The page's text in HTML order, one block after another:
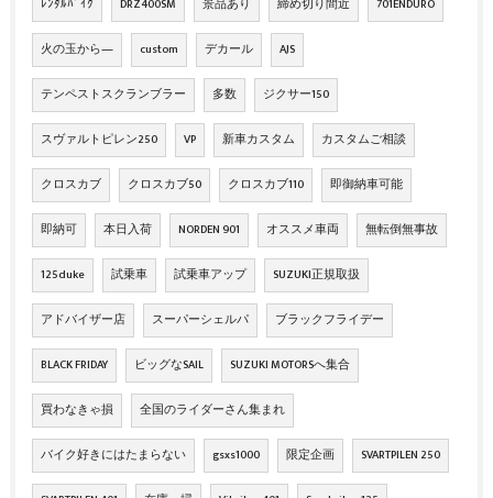
ﾚﾝﾀﾙﾊﾞｲｸ DRZ400SM 景品あり 締め切り間近 701ENDURO
火の玉から― custom デカール AJS
テンペストスクランブラー 多数 ジクサー150
スヴァルトピレン250 VP 新車カスタム カスタムご相談
クロスカブ クロスカブ50 クロスカブ110 即御納車可能
即納可 本日入荷 NORDEN 901 オススメ車両 無転倒無事故
125duke 試乗車 試乗車アップ SUZUKI正規取扱
アドバイザー店 スーパーシェルパ ブラックフライデー
BLACK FRIDAY ビッグなSAIL SUZUKI MOTORSへ集合
買わなきゃ損 全国のライダーさん集まれ
バイク好きにはたまらない gsxs1000 限定企画 SVARTPILEN 250